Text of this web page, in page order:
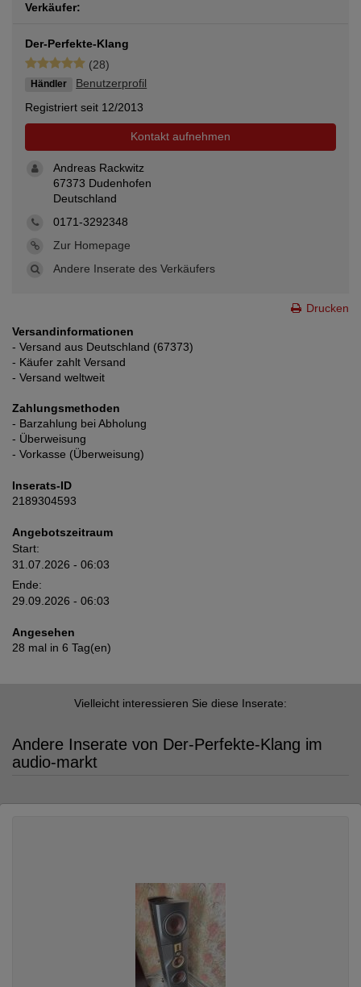
Verkäufer:
Der-Perfekte-Klang
(28)
Händler
Benutzerprofil
Registriert seit 12/2013
Kontakt aufnehmen
Andreas Rackwitz
67373 Dudenhofen
Deutschland
0171-3292348
Zur Homepage
Andere Inserate des Verkäufers
Drucken
Versandinformationen
- Versand aus Deutschland (67373)
- Käufer zahlt Versand
- Versand weltweit
Zahlungsmethoden
- Barzahlung bei Abholung
- Überweisung
- Vorkasse (Überweisung)
Inserats-ID
2189304593
Angebotszeitraum
Start:
31.07.2026 - 06:03
Ende:
29.09.2026 - 06:03
Angesehen
28 mal in 6 Tag(en)
Vielleicht interessieren Sie diese Inserate:
Andere Inserate von Der-Perfekte-Klang im
audio-markt